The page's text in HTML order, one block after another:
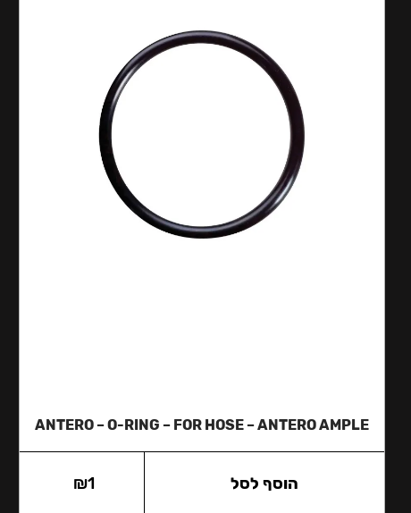
ANTERO – O-RING – FOR HOSE – ANTERO AMPLE
₪1 הוסף לסל